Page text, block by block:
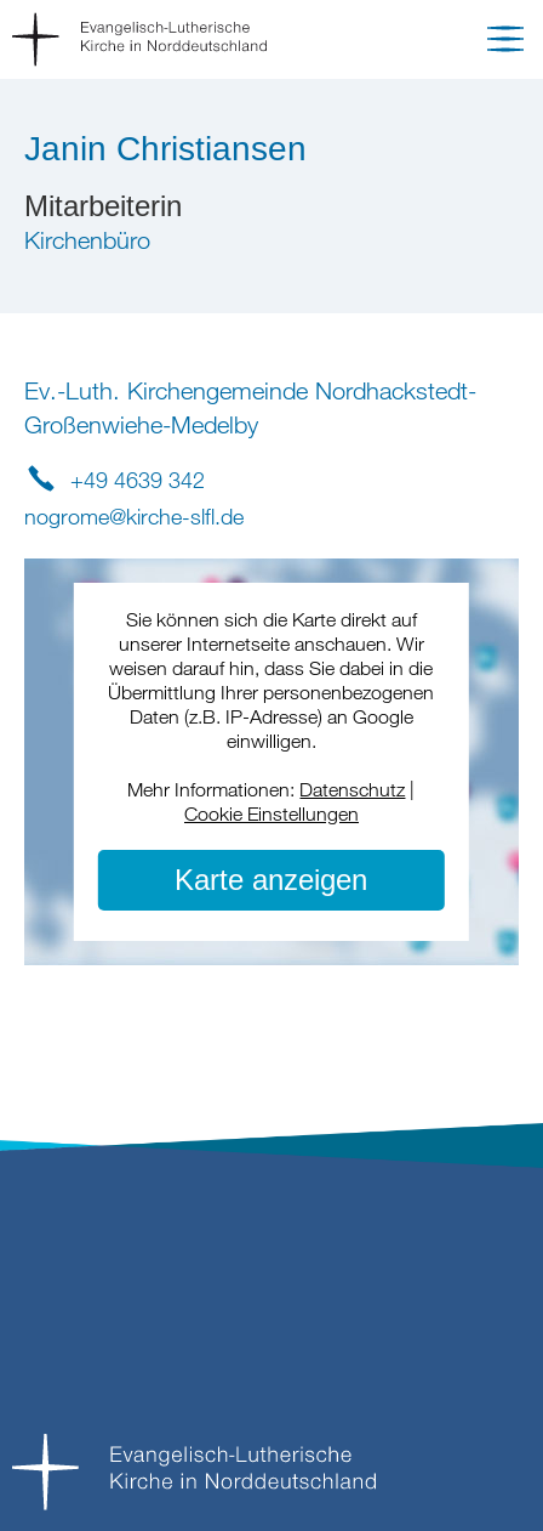
Janin Christiansen
Mitarbeiterin
Kirchenbüro
Ev.-Luth. Kirchengemeinde Nordhackstedt-
Großenwiehe-Medelby
+49 4639 342
nogrome@kirche-slfl.de
Sie können sich die Karte direkt auf
unserer Internetseite anschauen. Wir
weisen darauf hin, dass Sie dabei in die
Übermittlung Ihrer personenbezogenen
Daten (z.B. IP-Adresse) an Google
einwilligen.
Mehr Informationen: Datenschutz
Cookie Einstellungen
Karte anzeigen